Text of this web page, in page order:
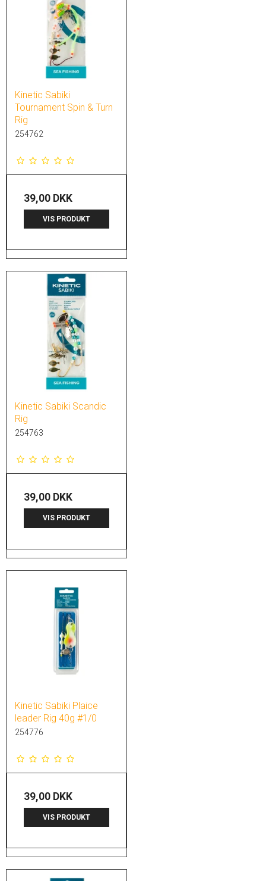
Kinetic Sabiki
Tournament Spin & Turn
Rig
254762
39,00 DKK
VIS PRODUKT
Kinetic Sabiki Scandic
Rig
254763
39,00 DKK
VIS PRODUKT
Kinetic Sabiki Plaice
leader Rig 40g #1/0
254776
39,00 DKK
VIS PRODUKT